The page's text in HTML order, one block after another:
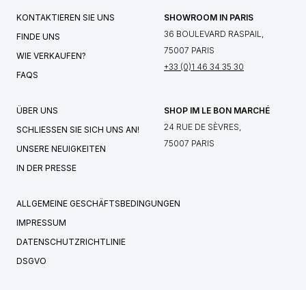
KONTAKTIEREN SIE UNS
FINDE UNS
WIE VERKAUFEN?
FAQS
SHOWROOM IN PARIS
36 BOULEVARD RASPAIL,
75007 PARIS
+33 (0)1 46 34 35 30
ÜBER UNS
SCHLIESSEN SIE SICH UNS AN!
UNSERE NEUIGKEITEN
IN DER PRESSE
SHOP IM LE BON MARCHÉ
24 RUE DE SÈVRES,
75007 PARIS
ALLGEMEINE GESCHÄFTSBEDINGUNGEN
IMPRESSUM
DATENSCHUTZRICHTLINIE
DSGVO